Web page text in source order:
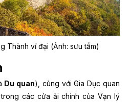
Thành vĩ đại (Ảnh: sưu tầm)
Du quan), cùng với Gia Dục quan
các cửa ải chính của Vạn lý